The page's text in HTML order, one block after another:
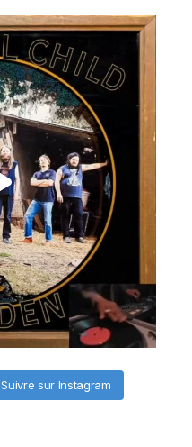
Suivre sur Instagram